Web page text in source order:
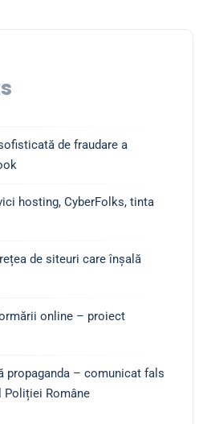
de fraudare a
hosting, CyberFolks, tinta
de siteuri care înșală
online – proiect
propaganda – comunicat fals
Poliției Române